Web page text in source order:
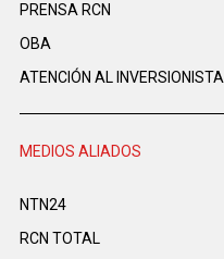
PRENSA RCN
OBA
ATENCIÓN AL INVERSIONISTA
MEDIOS ALIADOS
NTN24
RCN TOTAL